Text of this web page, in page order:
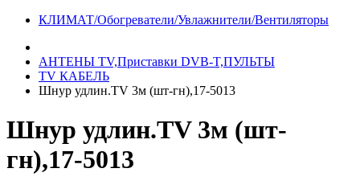
КЛИМАТ/Обогреватели/Увлажнители/Вентиляторы
АНТЕНЫ ТV,Приставки DVB-T,ПУЛЬТЫ
TV КАБЕЛЬ
Шнур удлин.TV 3м (шт-гн),17-5013
Шнур удлин.TV 3м (шт-
гн),17-5013